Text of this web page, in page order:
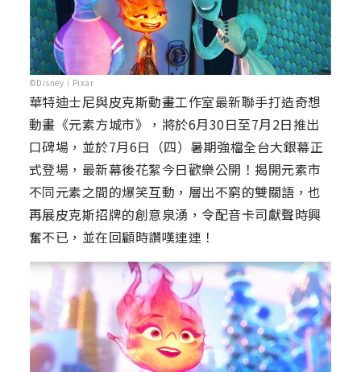
©Disney｜Pixar
華特迪士尼與皮克斯動畫工作室最新聯手打造奇想
動畫《元素方城市》，將於6月30日至7月2日推出
口碑場，並於7月6日（四）暑期強檔全台大銀幕正
式登場，最新幕後花絮今日歡樂公開！揭開元素市
不同元素之間的爆笑互動，層出不窮的雙關語，也
再展皮克斯招牌的創意泉湧，令配音卡司獻聲時興
奮不已，並在回顧時讚嘆連連！